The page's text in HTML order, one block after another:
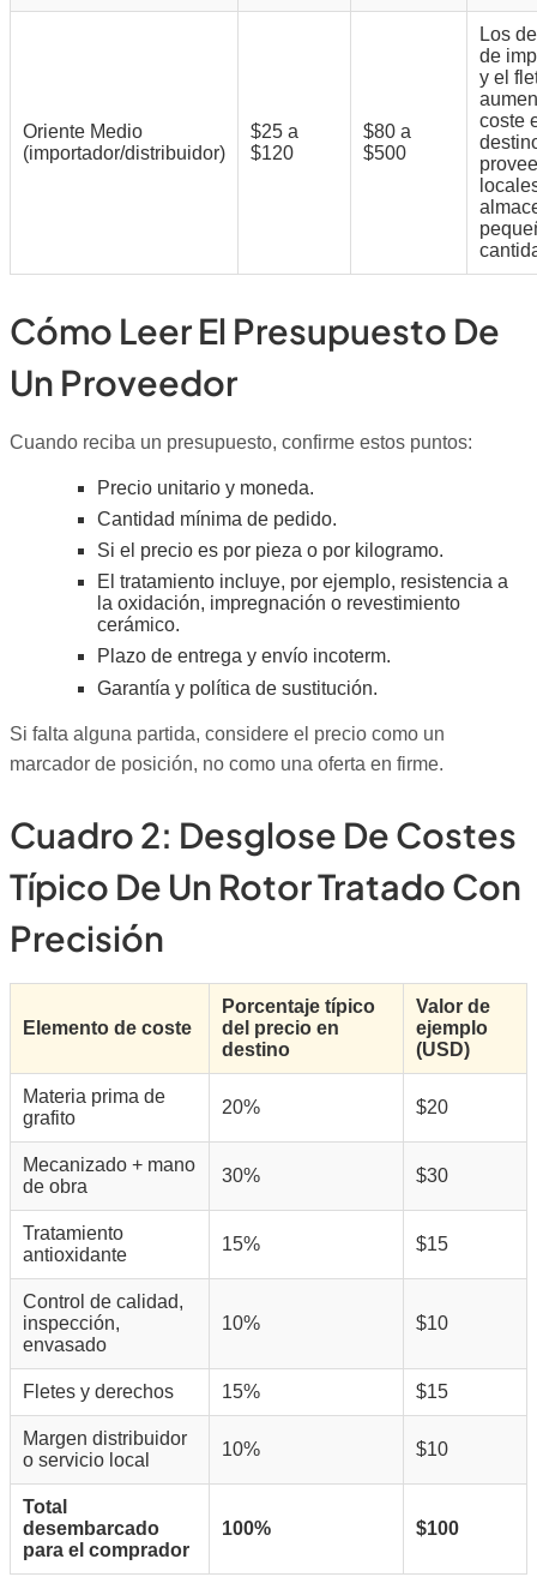
Oriente Medio
(importador/distribuidor)
$25 a
$120
$80 a
$500
Los
de
y el
coste
Cómo Leer El Presupuesto De
Un Proveedor
Cuando reciba un presupuesto, confirme estos puntos:
Precio unitario y moneda.
Cantidad mínima de pedido.
Si el precio es por pieza o por kilogramo.
El tratamiento incluye, por ejemplo, resistencia a
la oxidación, impregnación o revestimiento
cerámico.
Plazo de entrega y envío incoterm.
Garantía y política de sustitución.
Si falta alguna partida, considere el precio como un
marcador de posición, no como una oferta en firme.
Cuadro 2: Desglose De Costes
Típico De Un Rotor Tratado Con
Precisión
Elemento de coste
Porcentaje típico
del precio en
destino
Valor de
ejemplo
(USD)
Materia prima de
grafito
20% $20
Mecanizado + mano
de obra
30% $30
Tratamiento
antioxidante
15% $15
Control de calidad,
inspección,
envasado
10% $10
Fletes y derechos 15% $15
Margen distribuidor
o servicio local
10% $10
Total
desembarcado
para el comprador
100% $100